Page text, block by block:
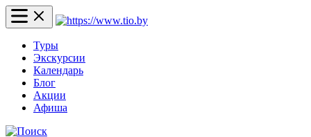
Туры
Экскурсии
Календарь
Блог
Акции
Афиша